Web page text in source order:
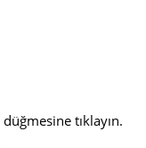
düğmesine tıklayın.